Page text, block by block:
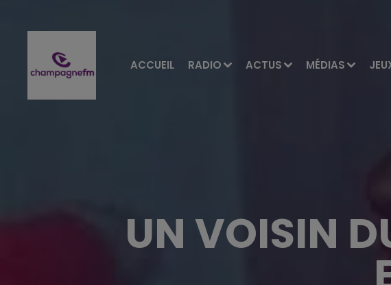
ACCUEIL RADIO ACTUS MÉDIAS
UN VOISIN